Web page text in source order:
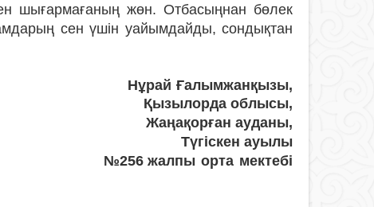
шығармағаның жөн. Отбасыңнан бөлек
сен үшін уайымдайды, сондықтан
Нұрай Ғалымжанқызы,
Қызылорда облысы,
Жаңақорған ауданы,
Түгіскен ауылы
№256 жалпы орта мектебі